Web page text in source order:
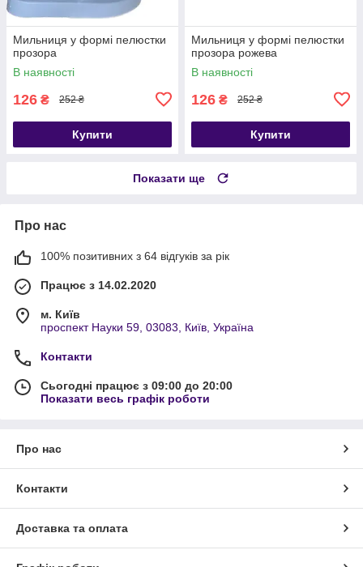
Мильниця у формі пелюстки
прозора
В наявності
126 ₴ 252 ₴
Купити
Мильниця у формі пелюстки
прозора рожева
В наявності
126 ₴ 252 ₴
Купити
Показати ще
Про нас
100% позитивних з 64 відгуків за рік
Працює з 14.02.2020
м. Київ
проспект Науки 59, 03083, Київ, Україна
Контакти
Сьогодні працює з 09:00 до 20:00
Показати весь графік роботи
Про нас
Контакти
Доставка та оплата